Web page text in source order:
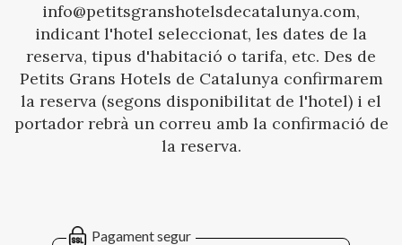
info@petitsgranshotelsdecatalunya.com,
indicant l'hotel seleccionat, les dates de la
reserva, tipus d'habitació o tarifa, etc. Des de
Petits Grans Hotels de Catalunya confirmarem
la reserva (segons disponibilitat de l'hotel) i el
portador rebrà un correu amb la confirmació de
la reserva.
Pagament segur